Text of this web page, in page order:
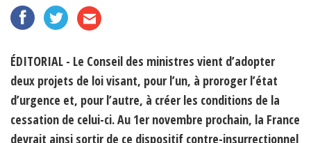
ÉDITORIAL - Le Conseil des ministres vient d’adopter
deux projets de loi visant, pour l’un, à proroger l’état
d’urgence et, pour l’autre, à créer les conditions de la
cessation de celui-ci. Au 1er novembre prochain, la France
devrait ainsi sortir de ce dispositif contre-insurrectionnel